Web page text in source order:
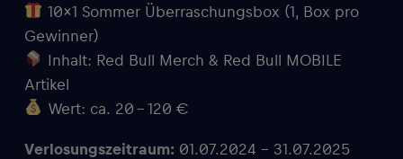
10×1 Sommer Überraschungsbox (1, Box pro
Gewinner)
Inhalt: Red Bull Merch & Red Bull MOBILE
Artikel
Wert: ca. 20 – 120 €
Verlosungszeitraum: 01.07.2024 – 31.07.2025